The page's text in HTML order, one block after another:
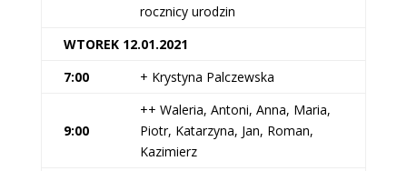
rocznicy urodzin
WTOREK 12.01.2021
7:00
+ Krystyna Palczewska
9:00
++ Waleria, Antoni, Anna, Maria,
Piotr, Katarzyna, Jan, Roman,
Kazimierz